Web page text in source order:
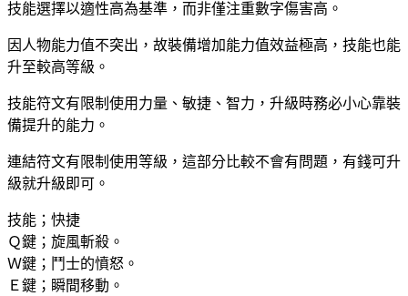
技能選擇以適性高為基準，而非僅注重數字傷害高。
因人物能力值不突出，故裝備增加能力值效益極高，技能也能
升至較高等級。
技能符文有限制使用力量、敏捷、智力，升級時務必小心靠裝
備提升的能力。
連結符文有限制使用等級，這部分比較不會有問題，有錢可升
級就升級即可。
技能；快捷
Ｑ鍵；旋風斬殺。
Ｗ鍵；鬥士的憤怒。
Ｅ鍵；瞬間移動。